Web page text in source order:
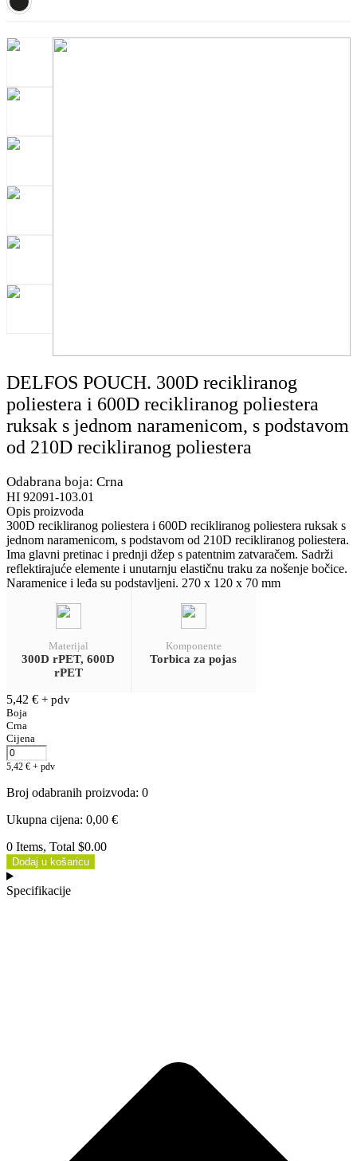
DELFOS POUCH. 300D recikliranog
poliestera i 600D recikliranog poliestera
ruksak s jednom naramenicom, s podstavom
od 210D recikliranog poliestera
Odabrana boja: Crna
HI 92091-103.01
Opis proizvoda
300D recikliranog poliestera i 600D recikliranog poliestera ruksak s
jednom naramenicom, s podstavom od 210D recikliranog poliestera.
Ima glavni pretinac i prednji džep s patentnim zatvaračem. Sadrži
reflektirajuće elemente i unutarnju elastičnu traku za nošenje bočice.
Naramenice i leđa su podstavljeni. 270 x 120 x 70 mm
Materijal
300D rPET, 600D
rPET
Komponente
Torbica za pojas
5,42 € + pdv
Boja
Crna
Cijena
5,42 € + pdv
Broj odabranih proizvoda: 0
Ukupna cijena: 0,00 €
0 Items, Total $0.00
Dodaj u košaricu
Specifikacije